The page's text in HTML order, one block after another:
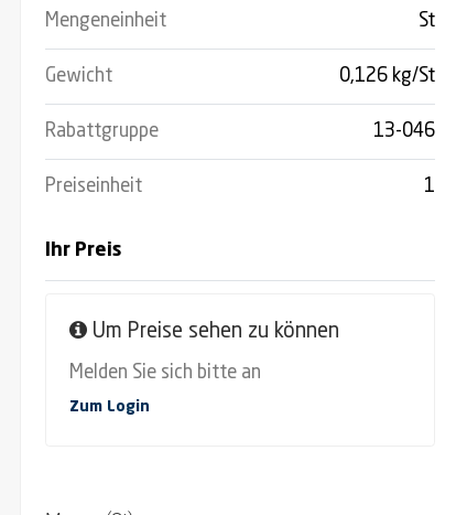
Mengeneinheit St
Gewicht 0,126 kg/St
Rabattgruppe 13-046
Preiseinheit 1
Ihr Preis
Um Preise sehen zu können
Melden Sie sich bitte an
Zum Login